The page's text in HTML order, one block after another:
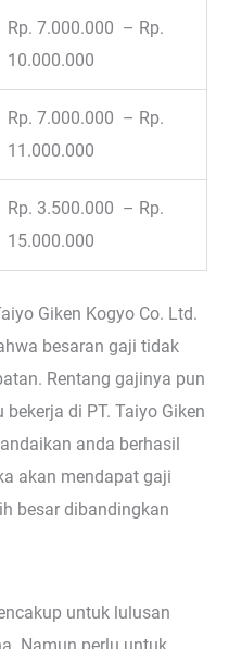
Rp. 7.000.000 – Rp.
10.000.000
Rp. 7.000.000 – Rp.
11.000.000
Rp. 3.500.000 – Rp.
15.000.000
Giken Kogyo Co. Ltd.
besaran gaji tidak
Rentang gajinya pun
di PT. Taiyo Giken
anda berhasil
akan mendapat gaji
besar dibandingkan
untuk lulusan